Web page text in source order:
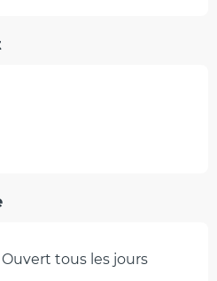
tous les jours